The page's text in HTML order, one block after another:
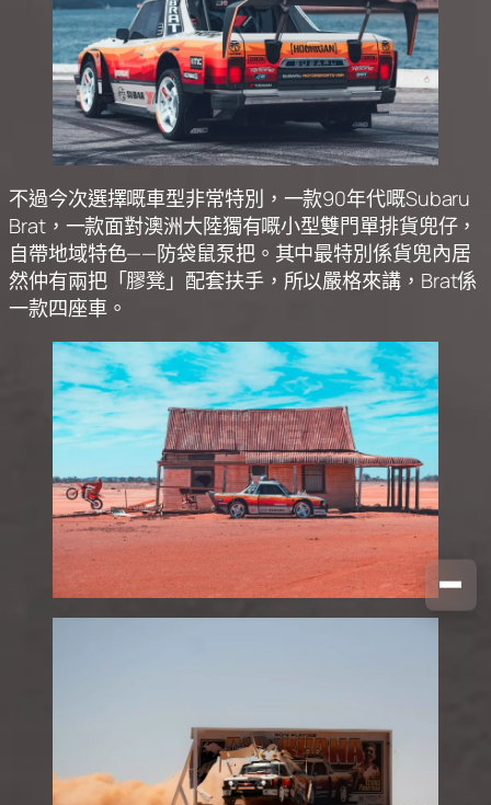
不過今次選擇嘅車型非常特別，一款90年代嘅Subaru
Brat，一款面對澳洲大陸獨有嘅小型雙門單排貨兜仔，
自帶地域特色——防袋鼠泵把。其中最特別係貨兜內居
然仲有兩把「膠凳」配套扶手，所以嚴格來講，Brat係
一款四座車。